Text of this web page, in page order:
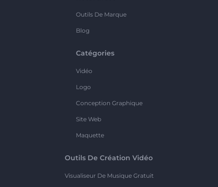
Outils De Marque
Blog
Catégories
Vidéo
Logo
Conception Graphique
Site Web
Maquette
Outils De Création Vidéo
Visualiseur De Musique Gratuit